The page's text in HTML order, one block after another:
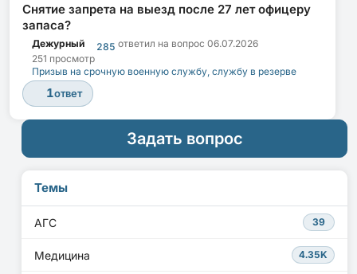
Снятие запрета на выезд после 27 лет офицеру
запаса?
Дежурный 285 ответил на вопрос 06.07.2026
251 просмотр
Призыв на срочную военную службу, службу в резерве
1ответ
Задать вопрос
Темы
АГС 39
Медицина 4.35K